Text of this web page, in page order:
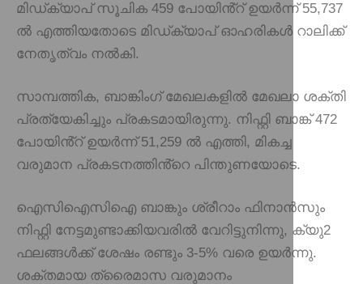
മിഡ്‌ക്യാപ് സൂചിക 459 പോയിൻ്റ് ഉയർന്ന് 55,737
ൽ എത്തിയതോടെ മിഡ്‌ക്യാപ് ഓഹരികൾ റാലിക്ക്
നേതൃത്വം നൽകി.
സാമ്പത്തിക, ബാങ്കിംഗ് മേഖലകളിൽ മേഖലാ ശക്തി
പ്രത്യേകിച്ചും പ്രകടമായിരുന്നു. നിഫ്റ്റി ബാങ്ക് 472
പോയിൻ്റ് ഉയർന്ന് 51,259 ൽ എത്തി, മികച്ച
വരുമാന പ്രകടനത്തിൻ്റെ പിന്തുണയോടെ.
ഐസിഐസിഐ ബാങ്കും ശ്രീറാം ഫിനാൻസും
നിഫ്റ്റി നേട്ടമുണ്ടാക്കിയവരിൽ വേറിട്ടുനിന്നു, ക്യു2
ഫലങ്ങൾക്ക് ശേഷം രണ്ടും 3-5% വരെ ഉയർന്നു.
ശക്തമായ ത്രൈമാസ വരുമാനം